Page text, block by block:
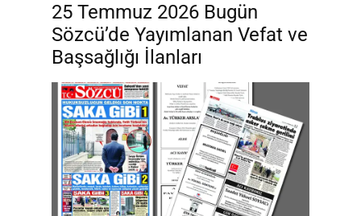
25 Temmuz 2026 Bugün
Sözcü’de Yayımlanan Vefat ve
Başsağlığı İlanları